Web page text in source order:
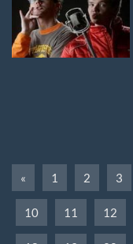
« 1 2 3
10 11 12